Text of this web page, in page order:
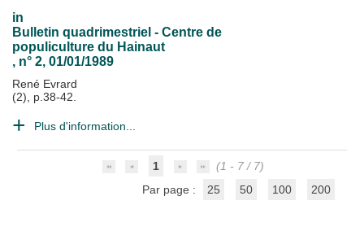
in
Bulletin quadrimestriel - Centre de
populiculture du Hainaut
, n° 2, 01/01/1989
René Evrard
(2), p.38-42.
Plus d'information...
1
(1 - 7 / 7)
Par page :
25 50 100 200